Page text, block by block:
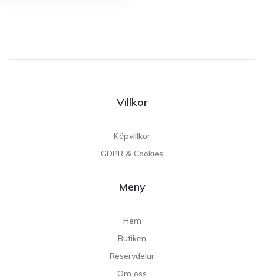
Villkor
Köpvillkor
GDPR & Cookies
Meny
Hem
Butiken
Reservdelar
Om oss